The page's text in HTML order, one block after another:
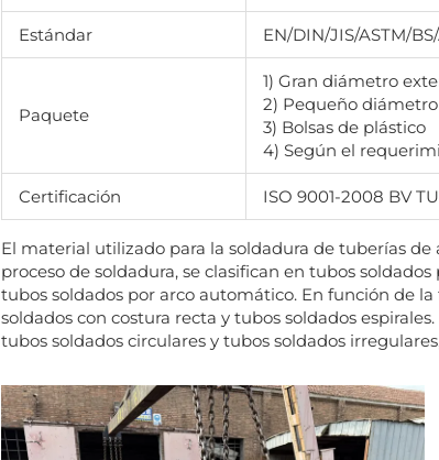
Estándar EN/DIN/JIS/ASTM/
Paquete
1) Gran diámetro
2) Pequeño
3) Bolsas de plástico
4) Según el
Certificación ISO 9001-2008 BV
El material utilizado para la soldadura de tuberías de
proceso de soldadura, se clasifican en tubos
tubos soldados por arco automático. En función de
soldados con costura recta y tubos soldados
tubos soldados circulares y tubos soldados